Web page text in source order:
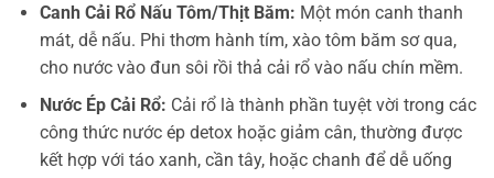
Canh Cải Rổ Nấu Tôm/Thịt Băm: Một món canh thanh
mát, dễ nấu. Phi thơm hành tím, xào tôm băm sơ qua,
cho nước vào đun sôi rồi thả cải rổ vào nấu chín mềm.
Nước Ép Cải Rổ: Cải rổ là thành phần tuyệt vời trong các
công thức nước ép detox hoặc giảm cân, thường được
kết hợp với táo xanh, cần tây, hoặc chanh để dễ uống